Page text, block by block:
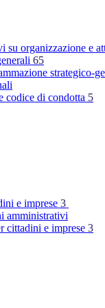
su organizzazione e
65
strategico-
codice di condotta 5
e imprese 3
amministrativi
cittadini e imprese 3